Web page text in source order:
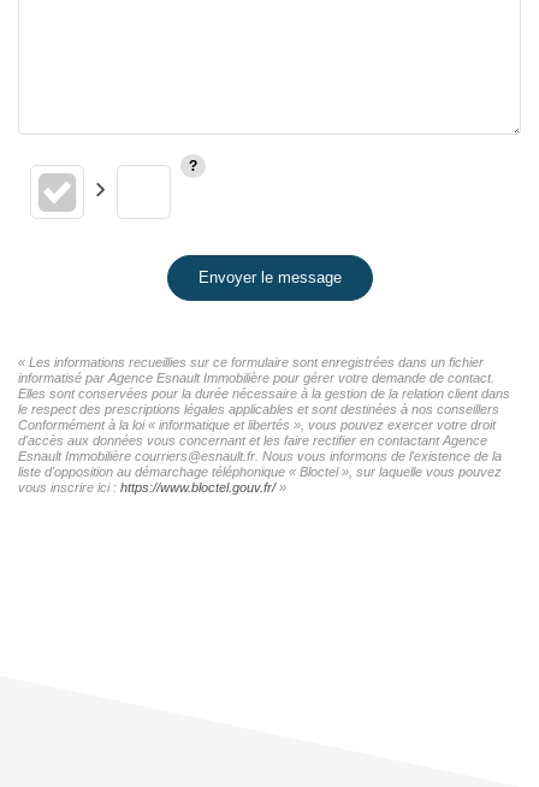
Envoyer le message
« Les informations recueillies sur ce formulaire sont enregistrées dans un fichier
informatisé par Agence Esnault Immobilière pour gérer votre demande de contact.
Elles sont conservées pour la durée nécessaire à la gestion de la relation client dans
le respect des prescriptions légales applicables et sont destinées à nos conseillers
Conformément à la loi « informatique et libertés », vous pouvez exercer votre droit
d'accès aux données vous concernant et les faire rectifier en contactant Agence
Esnault Immobilière courriers@esnault.fr. Nous vous informons de l'existence de la
liste d'opposition au démarchage téléphonique « Bloctel », sur laquelle vous pouvez
vous inscrire ici : https://www.bloctel.gouv.fr/»